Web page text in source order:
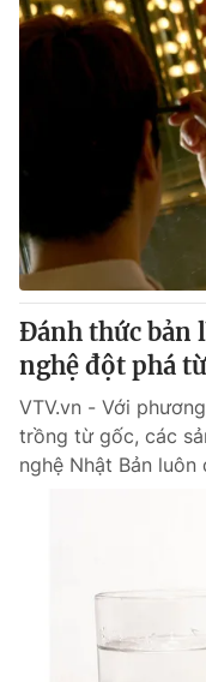
Y tế
Thế giới đó đây
Câu chuyện quốc tế
Tài chính
Thị trường
Góc doanh nghiệp
Dữ liệu và đời sống
Truyền hình
Phim VTV
Hậu trường
Nhân vật
Giải trí
Điện ảnh
Đời sống
Tuyển sinh
Học trực tuyến
Hitech Công nghệ
Đánh thức bản
nghệ đột phá
VTV.vn - Với
trồng từ gốc, các
nghệ Nhật Bản